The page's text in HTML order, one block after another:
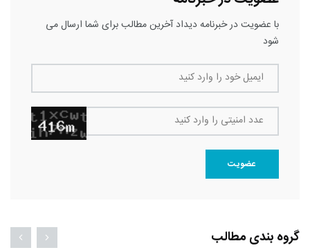
با عضویت در خبرنامه دیداد آخرین مطالب برای شما ارسال می
شود
ایمیل خود را وارد کنید
عدد امنیتی را وارد کنید
عضویت
گروه بندی مطالب